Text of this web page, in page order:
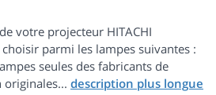
votre projecteur HITACHI
parmi les lampes suivantes :
seules des fabricants de
originales...